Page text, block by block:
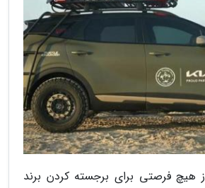
هیچ فرصتی برای برجسته کردن برند